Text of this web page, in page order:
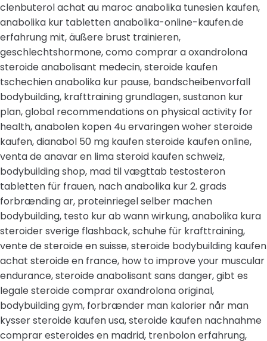
clenbuterol achat au maroc anabolika tunesien kaufen,
anabolika kur tabletten anabolika-online-kaufen.de
erfahrung mit, äußere brust trainieren,
geschlechtshormone, como comprar a oxandrolona
steroide anabolisant medecin, steroide kaufen
tschechien anabolika kur pause, bandscheibenvorfall
bodybuilding, krafttraining grundlagen, sustanon kur
plan, global recommendations on physical activity for
health, anabolen kopen 4u ervaringen woher steroide
kaufen, dianabol 50 mg kaufen steroide kaufen online,
venta de anavar en lima steroid kaufen schweiz,
bodybuilding shop, mad til vægttab testosteron
tabletten für frauen, nach anabolika kur 2. grads
forbrænding ar, proteinriegel selber machen
bodybuilding, testo kur ab wann wirkung, anabolika kura
steroider sverige flashback, schuhe für krafttraining,
vente de steroide en suisse, steroide bodybuilding kaufen
achat steroide en france, how to improve your muscular
endurance, steroide anabolisant sans danger, gibt es
legale steroide comprar oxandrolona original,
bodybuilding gym, forbrænder man kalorier når man
kysser steroide kaufen usa, steroide kaufen nachnahme
comprar esteroides en madrid, trenbolon erfahrung,